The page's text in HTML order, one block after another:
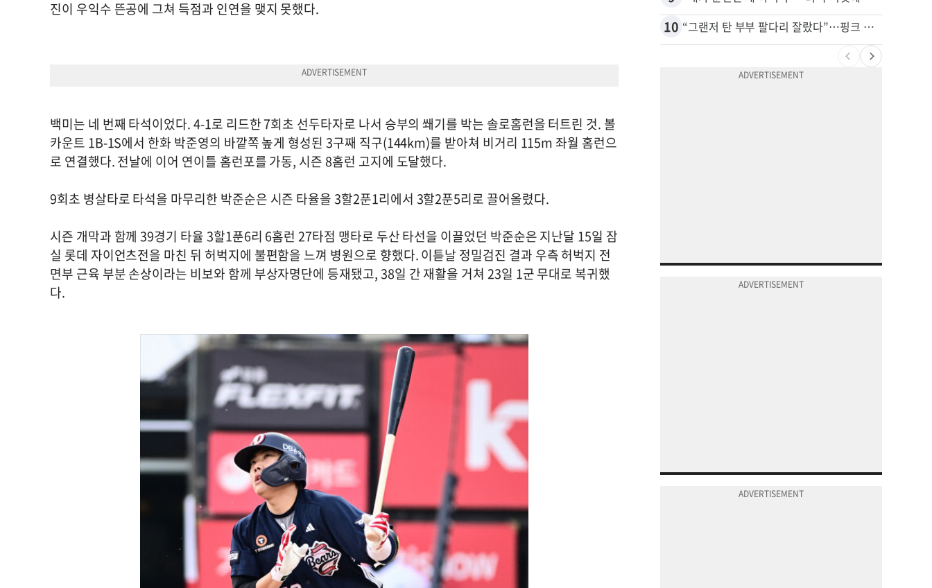
진이 우익수 뜬공에 그쳐 득점과 인연을 맺지 못했다.
백미는 네 번째 타석이었다. 4-1로 리드한 7회초 선두타자로 나서 승부의 쐐기를 박는 솔로홈런을 터트린 것. 볼
카운트 1B-1S에서 한화 박준영의 바깥쪽 높게 형성된 3구째 직구(144km)를 받아쳐 비거리 115m 좌월 홈런으
로 연결했다. 전날에 이어 연이틀 홈런포를 가동, 시즌 8홈런 고지에 도달했다.
9회초 병살타로 타석을 마무리한 박준순은 시즌 타율을 3할2푼1리에서 3할2푼5리로 끌어올렸다.
시즌 개막과 함께 39경기 타율 3할1푼6리 6홈런 27타점 맹타로 두산 타선을 이끌었던 박준순은 지난달 15일 잠
실 롯데 자이언츠전을 마친 뒤 허벅지에 불편함을 느껴 병원으로 향했다. 이튿날 정밀검진 결과 우측 허벅지 전
면부 근육 부분 손상이라는 비보와 함께 부상자명단에 등재됐고, 38일 간 재활을 거쳐 23일 1군 무대로 복귀했
다.
10 “그랜저 탄 부부 팔다리 잘랐다”…핑크 살인공장 충격 실체